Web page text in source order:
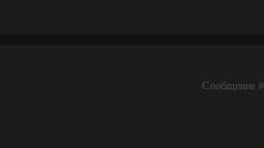
Сообщение #